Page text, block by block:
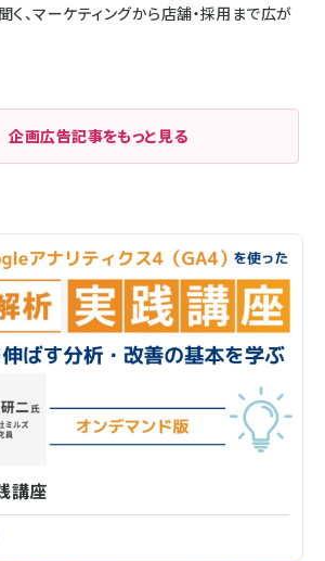
く、マーケティングから店舗・採用まで広が
企画広告記事をもっと見る
講座